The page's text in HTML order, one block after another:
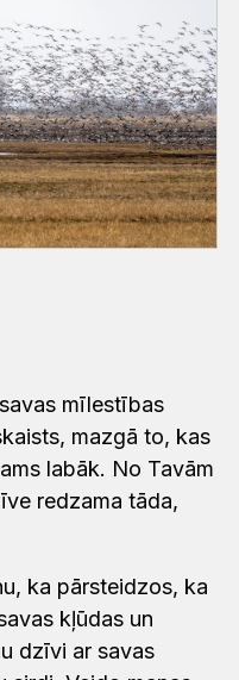
mīlestības
mazgā to, kas
labāk. No Tavām
redzama tāda,
ka pārsteidzos, ka
kļūdas un
dzīvi ar savas